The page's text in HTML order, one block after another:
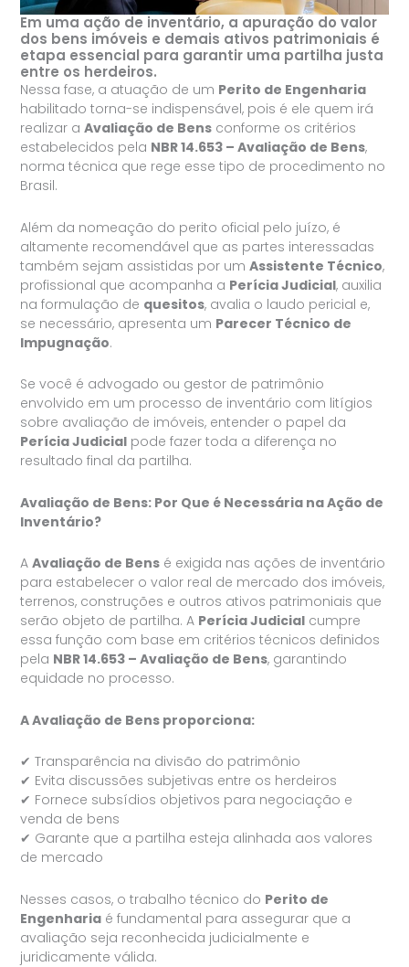
Em uma ação de inventário, a apuração do valor
dos bens imóveis e demais ativos patrimoniais é
etapa essencial para garantir uma partilha justa
entre os herdeiros.
Nessa fase, a atuação de um Perito de Engenharia
habilitado torna-se indispensável, pois é ele quem irá
realizar aAvaliação de Bens conforme os critérios
estabelecidos pela NBR 14.653 – Avaliação de Bens,
norma técnica que rege esse tipo de procedimento no
Brasil.
Além da nomeação do perito oficial pelo juízo, é
altamente recomendável que as partes interessadas
também sejam assistidas por umAssistente Técnico,
profissional que acompanha a Perícia Judicial, auxilia
na formulação de quesitos, avalia o laudo pericial e,
se necessário, apresenta um Parecer Técnico de
Impugnação.
Se você é advogado ou gestor de patrimônio
envolvido em um processo de inventário com litígios
sobre avaliação de imóveis, entender o papel da
Perícia Judicial pode fazer toda a diferença no
resultado final da partilha.
Avaliação de Bens: Por Que é Necessária na Ação de
Inventário?
AAvaliação de Bens é exigida nas ações de inventário
para estabelecer o valor real de mercado dos imóveis,
terrenos, construções e outros ativos patrimoniais que
serão objeto de partilha. A Perícia Judicial cumpre
essa função com base em critérios técnicos definidos
pela NBR 14.653 – Avaliação de Bens, garantindo
equidade no processo.
A Avaliação de Bens proporciona:
✔ Transparência na divisão do patrimônio
✔ Evita discussões subjetivas entre os herdeiros
✔ Fornece subsídios objetivos para negociação e
venda de bens
✔ Garante que a partilha esteja alinhada aos valores
de mercado
Nesses casos, o trabalho técnico do Perito de
Engenharia é fundamental para assegurar que a
avaliação seja reconhecida judicialmente e
juridicamente válida.